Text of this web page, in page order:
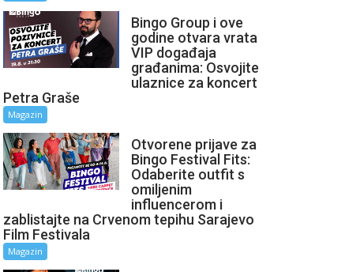
Bingo Group i ove
godine otvara vrata
VIP događaja
građanima: Osvojite
ulaznice za koncert
Petra Graše
Magazin
Otvorene prijave za
Bingo Festival Fits:
Odaberite outfit s
omiljenim
influencerom i
zablistajte na Crvenom tepihu Sarajevo
Film Festivala
Magazin